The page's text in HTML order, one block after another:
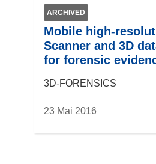
ARCHIVED
Mobile high-
Scanner and 3D
for forensic
3D-FORENSICS
23 Mai 2016